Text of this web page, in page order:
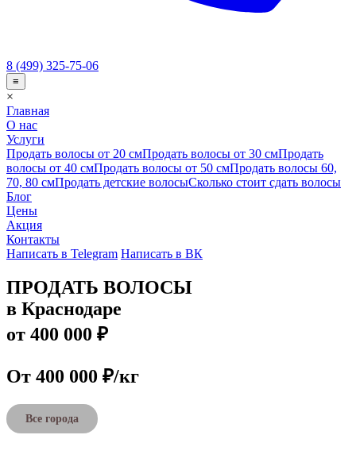
8 (499) 325-75-06
≡
×
Главная
О нас
Услуги
Продать волосы от 20 смПродать волосы от 30 смПродать
волосы от 40 смПродать волосы от 50 смПродать волосы 60,
70, 80 смПродать детские волосыСколько стоит сдать волосы
Блог
Цены
Акция
Контакты
Написать в Telegram Написать в ВК
ПРОДАТЬ ВОЛОСЫ
в Краснодаре
от 400 000 ₽
От 400 000 ₽/кг
Все города